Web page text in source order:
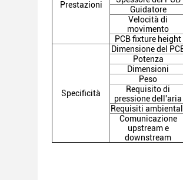
Prestazioni
Guidatore
Velocità di
movimento
PCB fixture height
Specificità
Dimensione del
Potenza
Dimensioni
Peso
Requisito di
pressione dell'aria
Requisiti
Comunicazione
upstream e
downstream